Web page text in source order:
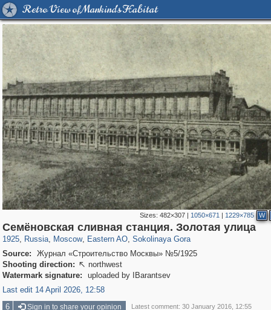
Retro View of Mankind's Habitat
Sizes:482×307 | 1050×671 | 1229×785 W
Семёновская сливная станция. Золотая улица
1925, Russia
1,406,510 29,243
, Moscow
319,780 8,286
, Eastern AO
20,925 306
, Sokolinaya Gora
1,450 28
Source:
Журнал «Строительство Москвы» №5/1925
Shooting direction:  northwest
Watermark signature:
uploaded by IBarantsev
Last edit 14 April 2026, 12:58
6
Sign in to share your opinion Latest comment: 30 January 2016, 12:55